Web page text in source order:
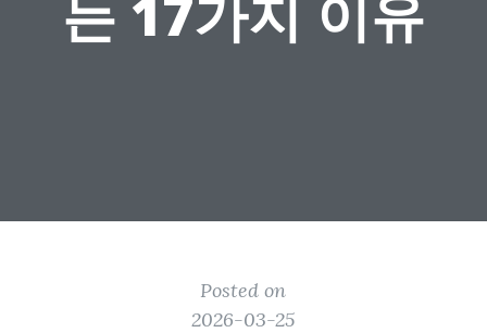
는 17가지 이유
Posted on
2026-03-25